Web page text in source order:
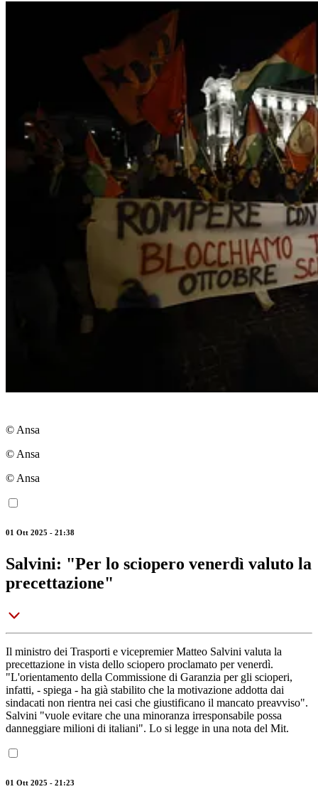
© Ansa
© Ansa
© Ansa
01 Ott 2025 - 21:38
Salvini: "Per lo sciopero venerdì valuto la
precettazione"
Il ministro dei Trasporti e vicepremier Matteo Salvini valuta la
precettazione in vista dello sciopero proclamato per venerdì.
"L'orientamento della Commissione di Garanzia per gli scioperi,
infatti, - spiega - ha già stabilito che la motivazione addotta dai
sindacati non rientra nei casi che giustificano il mancato preavviso".
Salvini "vuole evitare che una minoranza irresponsabile possa
danneggiare milioni di italiani". Lo si legge in una nota del Mit.
01 Ott 2025 - 21:23